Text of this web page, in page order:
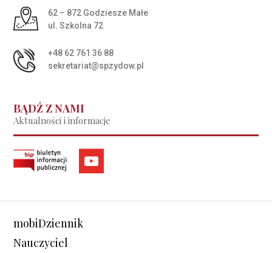
Adres pocztowy:
62 – 872 Godziesze Małe
ul. Szkolna 72
+48 62 761 36 88
sekretariat@spzydow.pl
BĄDŹ Z NAMI
Aktualności i informacje
mobiDziennik
Nauczyciel